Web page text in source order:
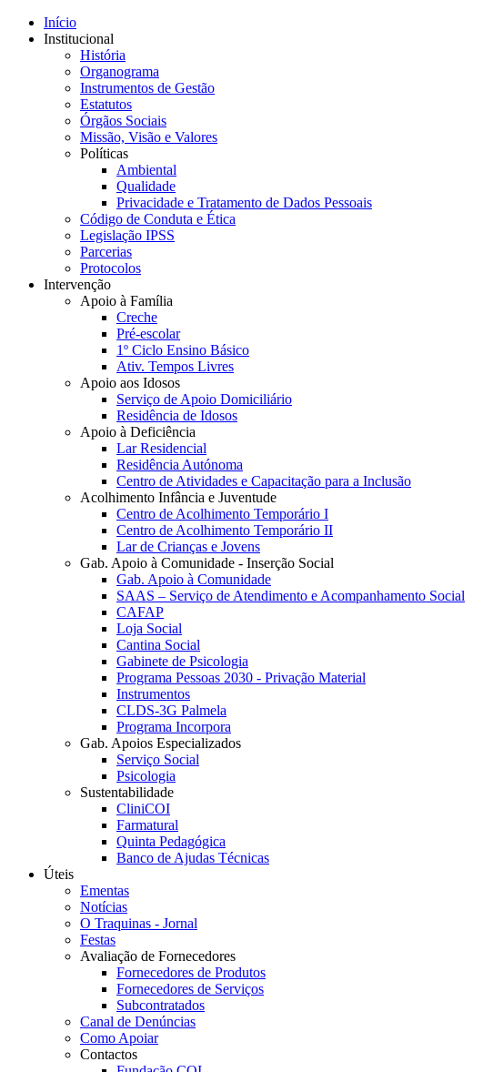
Início
Institucional
História
Organograma
Instrumentos de Gestão
Estatutos
Órgãos Sociais
Missão, Visão e Valores
Políticas
Ambiental
Qualidade
Privacidade e Tratamento de Dados Pessoais
Código de Conduta e Ética
Legislação IPSS
Parcerias
Protocolos
Intervenção
Apoio à Família
Creche
Pré-escolar
1º Ciclo Ensino Básico
Ativ. Tempos Livres
Apoio aos Idosos
Serviço de Apoio Domiciliário
Residência de Idosos
Apoio à Deficiência
Lar Residencial
Residência Autónoma
Centro de Atividades e Capacitação para a Inclusão
Acolhimento Infância e Juventude
Centro de Acolhimento Temporário I
Centro de Acolhimento Temporário II
Lar de Crianças e Jovens
Gab. Apoio à Comunidade - Inserção Social
Gab. Apoio à Comunidade
SAAS – Serviço de Atendimento e Acompanhamento Social
CAFAP
Loja Social
Cantina Social
Gabinete de Psicologia
Programa Pessoas 2030 - Privação Material
Instrumentos
CLDS-3G Palmela
Programa Incorpora
Gab. Apoios Especializados
Serviço Social
Psicologia
Sustentabilidade
CliniCOI
Farmatural
Quinta Pedagógica
Banco de Ajudas Técnicas
Úteis
Ementas
Notícias
O Traquinas - Jornal
Festas
Avaliação de Fornecedores
Fornecedores de Produtos
Fornecedores de Serviços
Subcontratados
Canal de Denúncias
Como Apoiar
Contactos